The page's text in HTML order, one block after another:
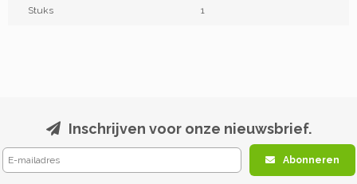
Stuks 1
Inschrijven voor onze nieuwsbrief.
Abonneren